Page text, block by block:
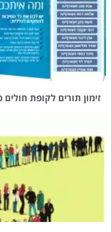
זימון תורים לקופת